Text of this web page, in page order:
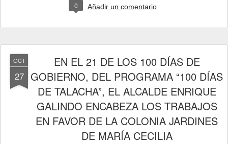
0 Añadir un comentario
OCT
27
EN EL 21 DE LOS 100 DÍAS DE
GOBIERNO, DEL PROGRAMA “100 DÍAS
DE TALACHA”, EL ALCALDE ENRIQUE
GALINDO ENCABEZA LOS TRABAJOS
EN FAVOR DE LA COLONIA JARDINES
DE MARÍA CECILIA